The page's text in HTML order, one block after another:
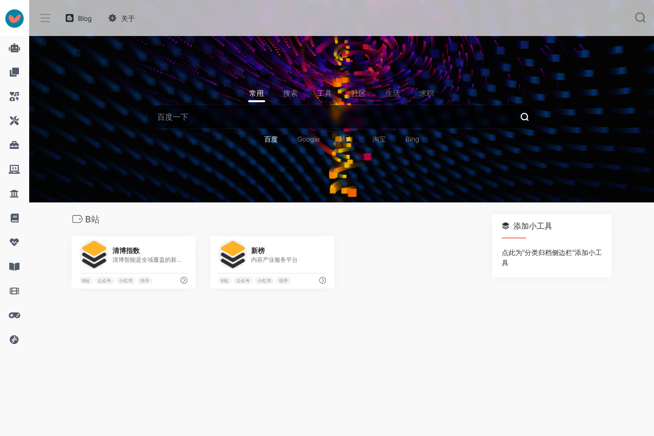
Blog 关于
常用 搜索 工具 社区 生活 求职
百度 Google 站内 淘宝 Bing
B站
清博指数
清博智能是全域覆盖的新媒体大数据平台
B站 公众号 小红书 快手
新榜
内容产业服务平台
B站 公众号 小红书 快手
添加小工具
点此为“分类归档侧边栏”添加小工
具